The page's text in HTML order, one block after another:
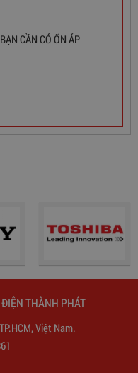
CẦN CÓ ỔN ÁP
THÀNH PHÁT
Việt Nam.